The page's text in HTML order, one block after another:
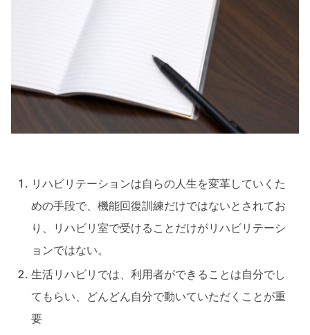
リハビリテーションは自らの人生を変革していくた
めの手段で、機能回復訓練だけではないとされてお
り、リハビリ室で受けることだけがリハビリテーシ
ョンではない。
生活リハビリでは、利用者ができることは自分でし
てもらい、どんどん自分で動いていただくことが重
要